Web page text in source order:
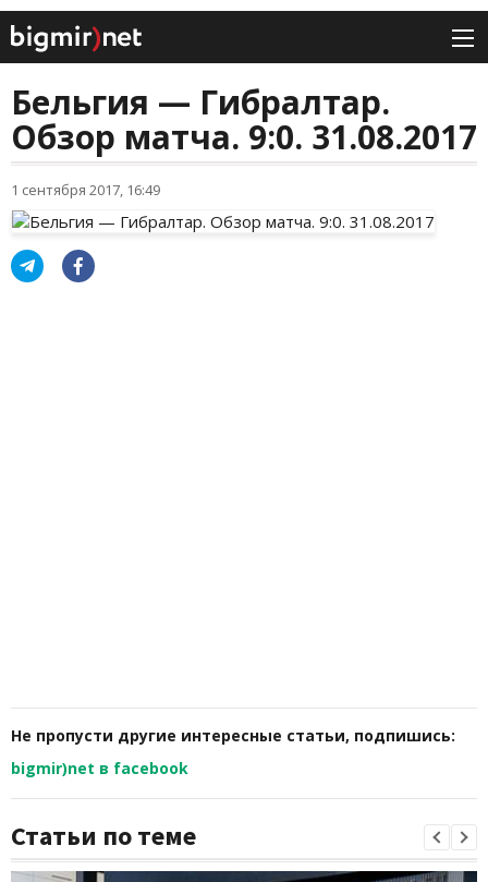
Бельгия — Гибралтар.
Обзор матча. 9:0. 31.08.2017
1 сентября 2017, 16:49
Не пропусти другие интересные статьи, подпишись:
bigmir)net в facebook
Статьи по теме